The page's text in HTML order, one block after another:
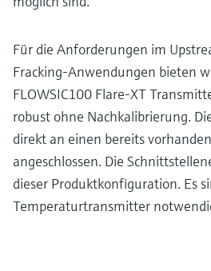
Für die Anforderungen im
Fracking-Anwendungen bieten
FLOWSIC100 Flare-XT
robust ohne Nachkalibrierung.
direkt an einen bereits
angeschlossen. Die
dieser Produktkonfiguration. Es
Temperaturtransmitter